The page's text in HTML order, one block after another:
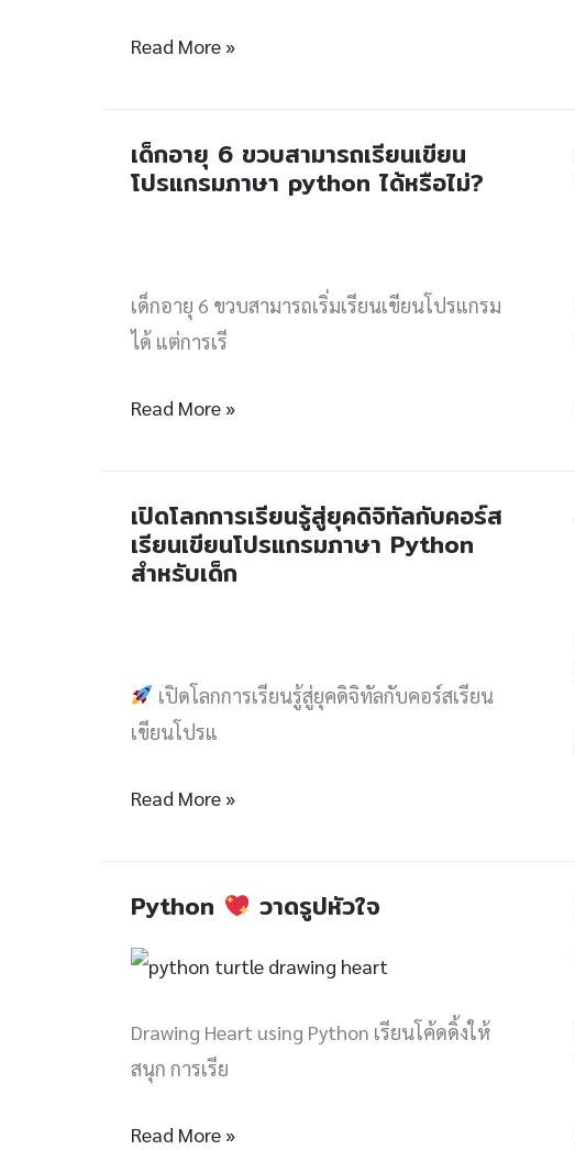
Read More »
เด็กอายุ 6 ขวบสามารถเรียนเขียน
โปรแกรมภาษา python ได้หรือไม่?
เด็กอายุ 6 ขวบสามารถเริ่มเรียนเขียนโปรแกรม
ได้ แต่การเรี
เด็ก
อายุ
สามารถ
เรียน
โปรแกรม
ได้
หรือ
Read More »
เปิดโลกการเรียนรู้สู่ยุคดิจิทัลกับคอร์ส
เรียนเขียนโปรแกรมภาษา Python
สำหรับเด็ก
เปิดโลกการเรียนรู้สู่ยุคดิจิทัลกับคอร์สเรียน
เขียนโปรแ
เปิด
โลก
สู่
ยุค
กับ
เขียน
โปรแกรม
Python
สำหรับ
Read More »
Python วาดรูปหัวใจ
Drawing Heart using Python เรียนโค้ดดิ้งให้
สนุก การเรีย
Python
วาด
Read More »